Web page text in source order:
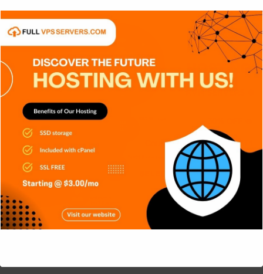
APPS DISPOSITIVOS GENERAL
NOTICIAS
SERIES
SERVICIOS DE TRANSMISIÓN
SIN CATEGORÍA
TECH TECNOLOGÍA
Criptografía de Curva Elíptica (ECC):
Más seguridad
Carlos Conde
APPS
SERIES
SIN CATEGORÍA
SISTEMA OPERATIVO
TECH
TECNOLOGÍA
Git: La herramienta que transformó
el desarrollo de software